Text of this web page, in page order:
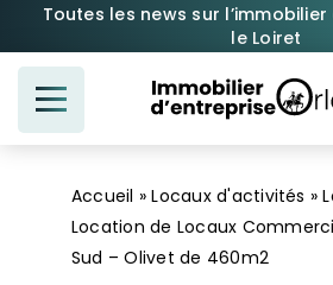
Passer
contenu
Toutes les news sur
le Loiret
Accueil »Locaux d'activités »
Location de Locaux
Sud – Olivet de 460m2